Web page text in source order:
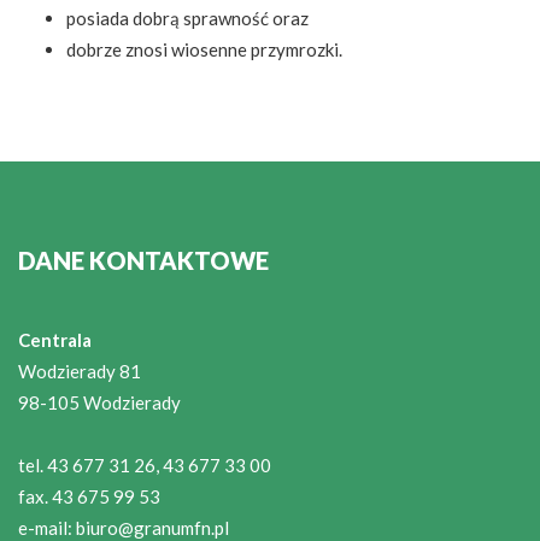
posiada dobrą sprawność oraz
dobrze znosi wiosenne przymrozki.
DANE KONTAKTOWE
Centrala
Wodzierady 81
98-105 Wodzierady
tel. 43 677 31 26, 43 677 33 00
fax. 43 675 99 53
e-mail: biuro@granumfn.pl